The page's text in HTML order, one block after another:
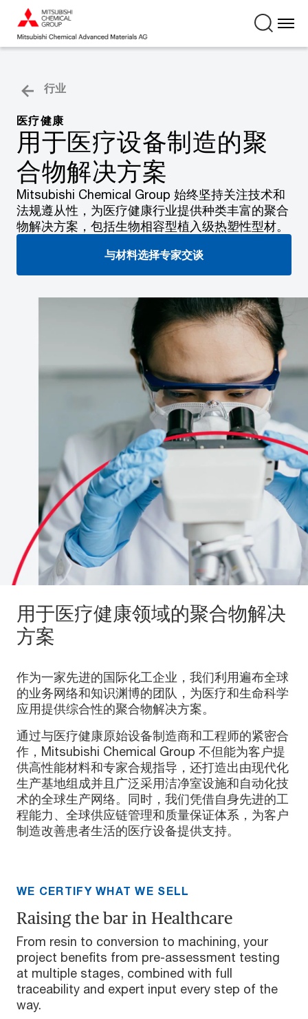
行业
医疗健康
用于医疗设备制造的聚
合物解决方案
Mitsubishi Chemical Group 始终坚持关注技术和
法规遵从性，为医疗健康行业提供种类丰富的聚合
物解决方案，包括生物相容型植入级热塑性型材。
与材料选择专家交谈
用于医疗健康领域的聚合物解决
方案
作为一家先进的国际化工企业，我们利用遍布全球
的业务网络和知识渊博的团队，为医疗和生命科学
应用提供综合性的聚合物解决方案。
通过与医疗健康原始设备制造商和工程师的紧密合
作，Mitsubishi Chemical Group 不但能为客户提
供高性能材料和专家合规指导，还打造出由现代化
生产基地组成并且广泛采用洁净室设施和自动化技
术的全球生产网络。同时，我们凭借自身先进的工
程能力、全球供应链管理和质量保证体系，为客户
制造改善患者生活的医疗设备提供支持。
WE CERTIFY WHAT WE SELL
Raising the bar in Healthcare
From resin to conversion to machining, your
project benefits from pre-assessment testing
at multiple stages, combined with full
traceability and expert input every step of the
way.